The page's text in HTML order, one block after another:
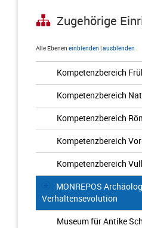
Zugehörige
Alle Ebenen einblenden |ausblenden
Kompetenzbereich
Kompetenzbereich
Kompetenzbereich
Kompetenzbereich
Kompetenzbereich
MONREPOS
Verhaltensevolution
Museum für Antike